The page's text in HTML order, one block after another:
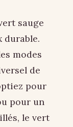
sauge
durable.
modes
de
pour
pour un
le vert